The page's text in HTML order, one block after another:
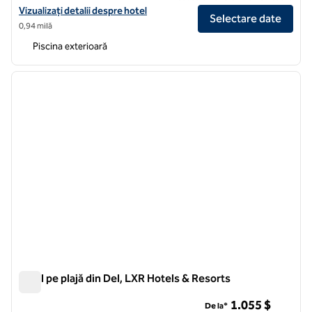
Vizualizați detaliile hotelului pentru Carte Hotel San Diego
Vizualizați detalii despre hotel
0,94 milă
Selectare date
Piscina exterioară
1 din 9
Satul pe plajă din Del, LXR Hotels & Resorts
De la* 1.055 $